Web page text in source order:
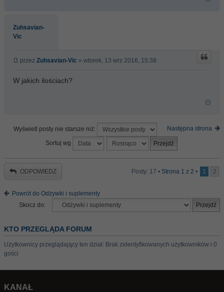
Zuhsavian-
Vic
przez Zuhsavian-Vic » wtorek, 13 wrz 2016, 15:38
W jakich ilościach?
Następna strona
Wyświetl posty nie starsze niż:
Sortuj wg
ODPOWIEDZ Posty: 17 • Strona 1 z 2 • 1 2
Powrót do Odżywki i suplementy
Skocz do:
KTO PRZEGLĄDA FORUM
Użytkownicy przeglądający ten dział: Brak zidentyfikowanych użytkowników i 0
gości
KANAŁ